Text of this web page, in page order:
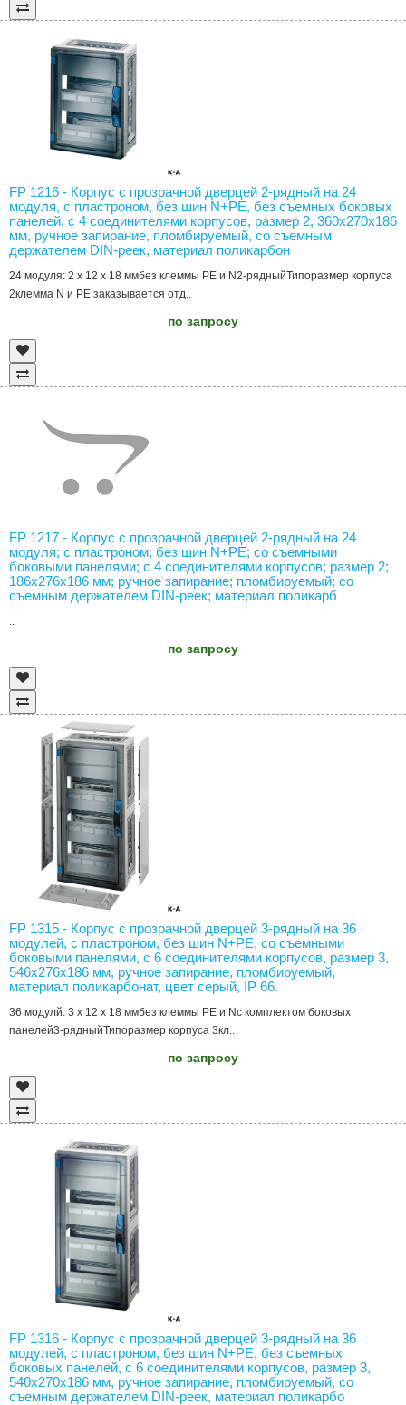
FP 1216 - Корпус с прозрачной дверцей 2-рядный на 24
модуля, с пластроном, без шин N+PE, без съемных боковых
панелей, с 4 соединителями корпусов, размер 2, 360х270х186
мм, ручное запирание, пломбируемый, со съемным
держателем DIN-реек, материал поликарбон
24 модуля: 2 x 12 x 18 ммбез клеммы PE и N2-рядныйТипоразмер корпуса
2клемма N и РЕ заказывается отд..
по запросу
FP 1217 - Корпус с прозрачной дверцей 2-рядный на 24
модуля; с пластроном; без шин N+PE; со съемными
боковыми панелями; с 4 соединителями корпусов; размер 2;
186х276х186 мм; ручное запирание; пломбируемый; со
съемным держателем DIN-реек; материал поликарб
по запросу
FP 1315 - Корпус с прозрачной дверцей 3-рядный на 36
модулей, с пластроном, без шин N+PE, со съемными
боковыми панелями, с 6 соединителями корпусов, размер 3,
546х276х186 мм, ручное запирание, пломбируемый,
материал поликарбонат, цвет серый, IP 66.
36 модулй: 3 x 12 x 18 ммбез клеммы PE и Nс комплектом боковых
панелей3-рядныйТипоразмер корпуса 3кл..
по запросу
FP 1316 - Корпус с прозрачной дверцей 3-рядный на 36
модулей, с пластроном, без шин N+PE, без съемных
боковых панелей, с 6 соединителями корпусов, размер 3,
540х270х186 мм, ручное запирание, пломбируемый, со
съемным держателем DIN-реек, материал поликарбо